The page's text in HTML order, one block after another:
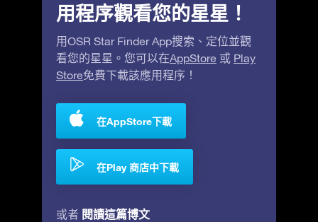
用程序觀看您的星星！
用OSR Star Finder App搜索、定位並觀
看您的星星。您可以在AppStore 或 Play
Store免費下載該應用程序！
在AppStore下載
在Play 商店中下載
或者 閱讀這篇博文